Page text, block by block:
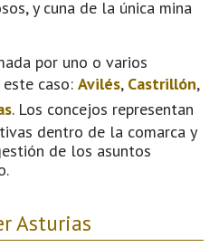
y cuna de la única mina
por uno o varios
caso: Avilés, Castrillón,
. Los concejos representan
dentro de la comarca y
de los asuntos
Asturias